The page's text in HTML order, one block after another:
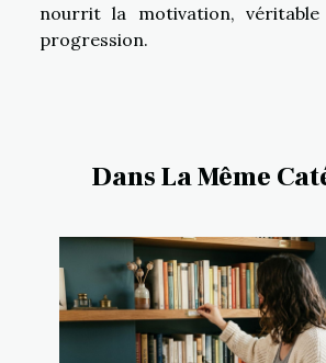
nourrit la motivation,
progression.
Dans La Même